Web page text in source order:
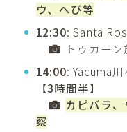
ウ、へび等
12:30: Santa
トゥカー
14:00: Yacuma川
【3時間半】
カピバラ
察